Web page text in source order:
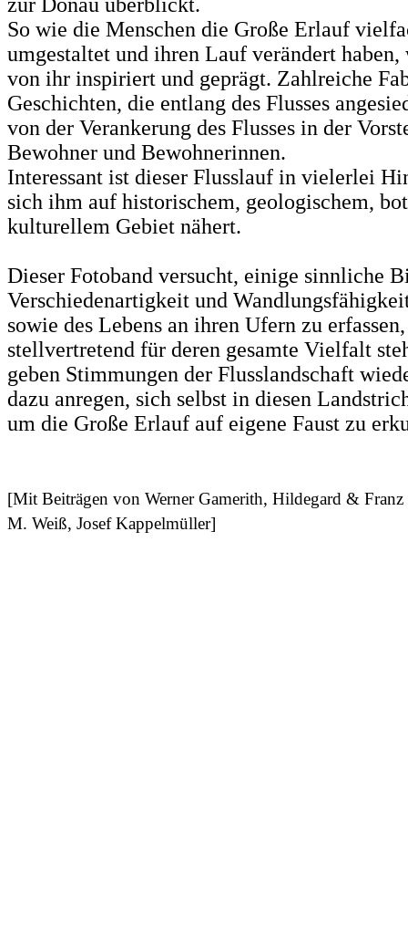
So wie die Menschen die Große Erlauf
umgestaltet und ihren Lauf verändert haben,
von ihr inspiriert und geprägt. Zahlreiche
Geschichten, die entlang des Flusses
von der Verankerung des Flusses in der
Bewohner und Bewohnerinnen.
Interessant ist dieser Flusslauf in vielerlei
sich ihm auf historischem, geologischem,
kulturellem Gebiet nähert.
Dieser Fotoband versucht, einige sinnliche
Verschiedenartigkeit und
sowie des Lebens an ihren Ufern zu
stellvertretend für deren gesamte Vielfalt
geben Stimmungen der Flusslandschaft
dazu anregen, sich selbst in diesen
um die Große Erlauf auf eigene Faust zu
[Mit Beiträgen von Werner Gamerith, Hildegard & Franz
M. Weiß, Josef Kappelmüller]